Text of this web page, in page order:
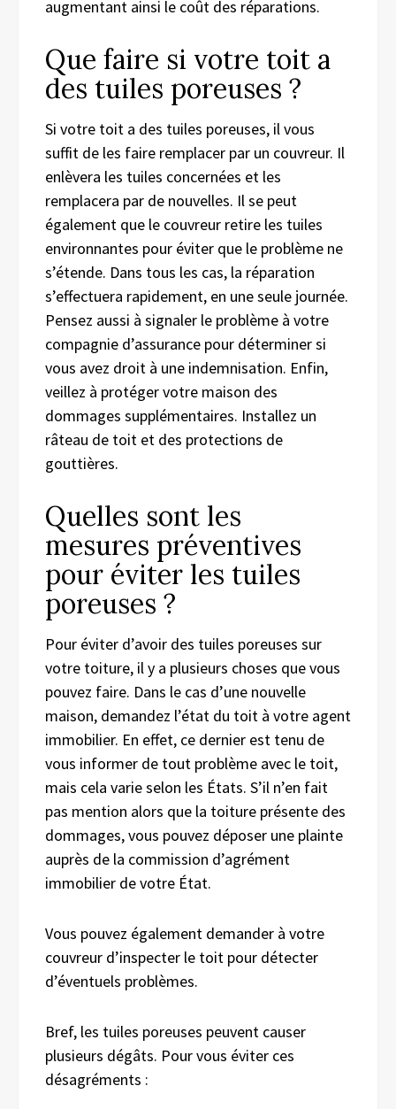
augmentant ainsi le coût des réparations.
Que faire si votre toit a
des tuiles poreuses ?
Si votre toit a des tuiles poreuses, il vous
suffit de les faire remplacer par un couvreur. Il
enlèvera les tuiles concernées et les
remplacera par de nouvelles. Il se peut
également que le couvreur retire les tuiles
environnantes pour éviter que le problème ne
s’étende. Dans tous les cas, la réparation
s’effectuera rapidement, en une seule journée.
Pensez aussi à signaler le problème à votre
compagnie d’assurance pour déterminer si
vous avez droit à une indemnisation. Enfin,
veillez à protéger votre maison des
dommages supplémentaires. Installez un
râteau de toit et des protections de
gouttières.
Quelles sont les
mesures préventives
pour éviter les tuiles
poreuses ?
Pour éviter d’avoir des tuiles poreuses sur
votre toiture, il y a plusieurs choses que vous
pouvez faire. Dans le cas d’une nouvelle
maison, demandez l’état du toit à votre agent
immobilier. En effet, ce dernier est tenu de
vous informer de tout problème avec le toit,
mais cela varie selon les États. S’il n’en fait
pas mention alors que la toiture présente des
dommages, vous pouvez déposer une plainte
auprès de la commission d’agrément
immobilier de votre État.
Vous pouvez également demander à votre
couvreur d’inspecter le toit pour détecter
d’éventuels problèmes.
Bref, les tuiles poreuses peuvent causer
plusieurs dégâts. Pour vous éviter ces
désagréments :